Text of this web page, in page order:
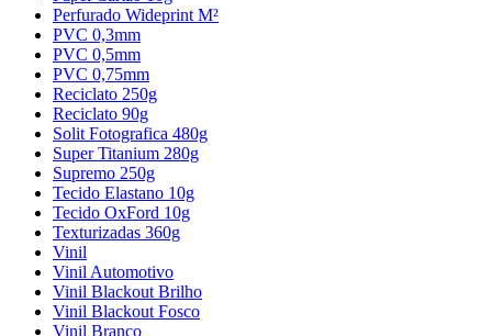
Perfurado Wideprint M²
PVC 0,3mm
PVC 0,5mm
PVC 0,75mm
Reciclato 250g
Reciclato 90g
Solit Fotografica 480g
Super Titanium 280g
Supremo 250g
Tecido Elastano 10g
Tecido OxFord 10g
Texturizadas 360g
Vinil
Vinil Automotivo
Vinil Blackout Brilho
Vinil Blackout Fosco
Vinil Branco